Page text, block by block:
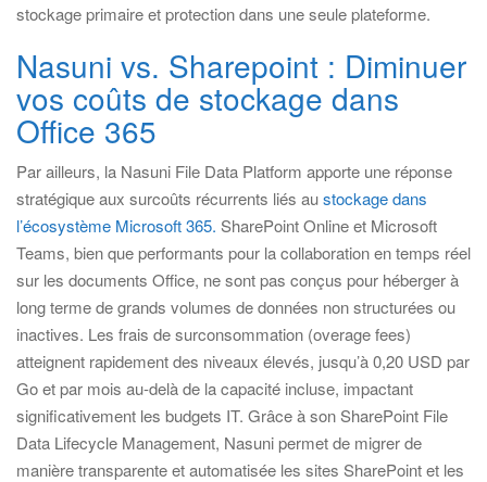
stockage primaire et protection dans une seule plateforme.
Nasuni vs. Sharepoint : Diminuer
vos coûts de stockage dans
Office 365
Par ailleurs, la Nasuni File Data Platform apporte une réponse
stratégique aux surcoûts récurrents liés austockage dans
l’écosystème Microsoft 365. SharePoint Online et Microsoft
Teams, bien que performants pour la collaboration en temps réel
sur les documents Office, ne sont pas conçus pour héberger à
long terme de grands volumes de données non structurées ou
inactives. Les frais de surconsommation (overage fees)
atteignent rapidement des niveaux élevés, jusqu’à 0,20 USD par
Go et par mois au-delà de la capacité incluse, impactant
significativement les budgets IT. Grâce à son SharePoint File
Data Lifecycle Management, Nasuni permet de migrer de
manière transparente et automatisée les sites SharePoint et les